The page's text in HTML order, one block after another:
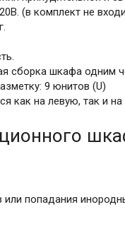
(в комплект не
сборка шкафа одним
9 юнитов (U)
как на левую, так и на
попадания